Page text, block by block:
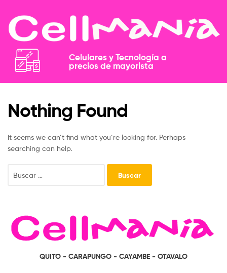
Celulares y Tecnología a
precios de mayorista​​
Nothing Found
It seems we can’t find what you’re looking for. Perhaps
searching can help.
QUITO - CARAPUNGO - CAYAMBE - OTAVALO